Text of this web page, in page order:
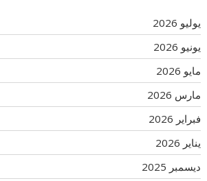
يوليو 2026
يونيو 2026
مايو 2026
مارس 2026
فبراير 2026
يناير 2026
ديسمبر 2025